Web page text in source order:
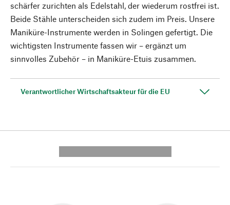
schärfer zurichten als Edelstahl, der wiederum rostfrei ist.
Beide Stähle unterscheiden sich zudem im Preis. Unsere
Maniküre-Instrumente werden in Solingen gefertigt. Die
wichtigsten Instrumente fassen wir – ergänzt um
sinnvolles Zubehör – in Maniküre-Etuis zusammen.
Verantwortlicher Wirtschaftsakteur für die EU